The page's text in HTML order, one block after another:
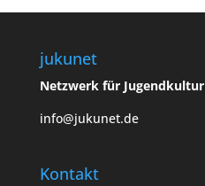
jukunet
Netzwerk für Jugendkultur
info@jukunet.de
Kontakt